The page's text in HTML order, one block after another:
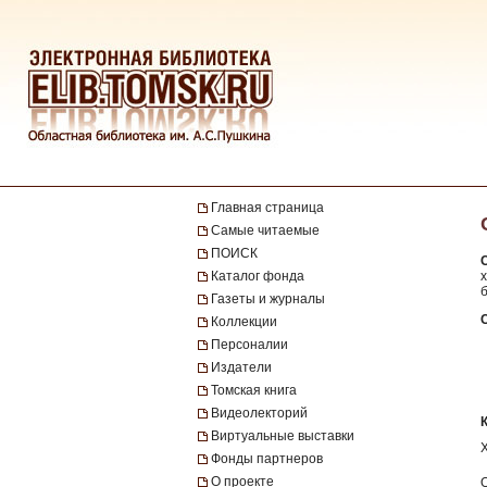
Главная страница
Самые читаемые
ПОИСК
Каталог фонда
Газеты и журналы
Коллекции
Персоналии
Издатели
Томская книга
Видеолекторий
Виртуальные выставки
Фонды партнеров
О проекте